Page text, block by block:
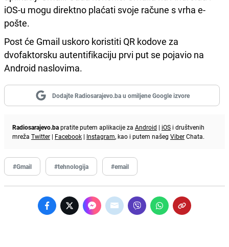
iOS-u mogu direktno plaćati svoje račune s vrha e-
pošte.
Post će Gmail uskoro koristiti QR kodove za
dvofaktorsku autentifikaciju prvi put se pojavio na
Android naslovima.
Dodajte Radiosarajevo.ba u omiljene Google izvore
Radiosarajevo.bapratite putem aplikacije za Android | iOS i društvenih
mreža Twitter | Facebook | Instagram, kao i putem našeg ViberChata.
#Gmail #tehnologija #email